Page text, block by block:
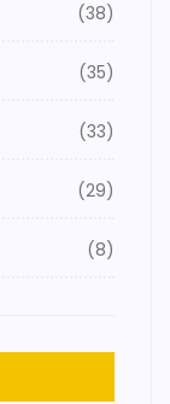
(38)
(35)
(33)
(29)
(8)